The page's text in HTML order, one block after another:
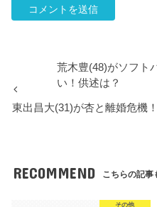
荒木豊(48)がソフト
い！供述は？
東出昌大(31)が杏と離婚危機
RECOMMEND こちらの記事
その他